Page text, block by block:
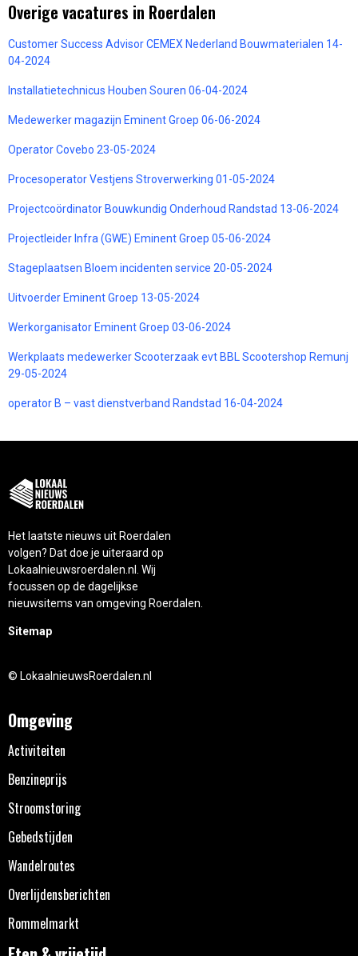
Overige vacatures in Roerdalen
Customer Success Advisor CEMEX Nederland Bouwmaterialen 14-
04-2024
Installatietechnicus Houben Souren 06-04-2024
Medewerker magazijn Eminent Groep 06-06-2024
Operator Covebo 23-05-2024
Procesoperator Vestjens Stroverwerking 01-05-2024
Projectcoördinator Bouwkundig Onderhoud Randstad 13-06-2024
Projectleider Infra (GWE) Eminent Groep 05-06-2024
Stageplaatsen Bloem incidenten service 20-05-2024
Uitvoerder Eminent Groep 13-05-2024
Werkorganisator Eminent Groep 03-06-2024
Werkplaats medewerker Scooterzaak evt BBL Scootershop Remunj
29-05-2024
operator B – vast dienstverband Randstad 16-04-2024
Het laatste nieuws uit Roerdalen
volgen? Dat doe je uiteraard op
Lokaalnieuwsroerdalen.nl. Wij
focussen op de dagelijkse
nieuwsitems van omgeving Roerdalen.
Sitemap
© LokaalnieuwsRoerdalen.nl
Omgeving
Activiteiten
Benzineprijs
Stroomstoring
Gebedstijden
Wandelroutes
Overlijdensberichten
Rommelmarkt